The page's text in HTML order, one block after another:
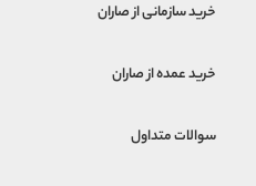
خرید سازمانی از صاران
خرید عمده از صاران
سوالات متداول